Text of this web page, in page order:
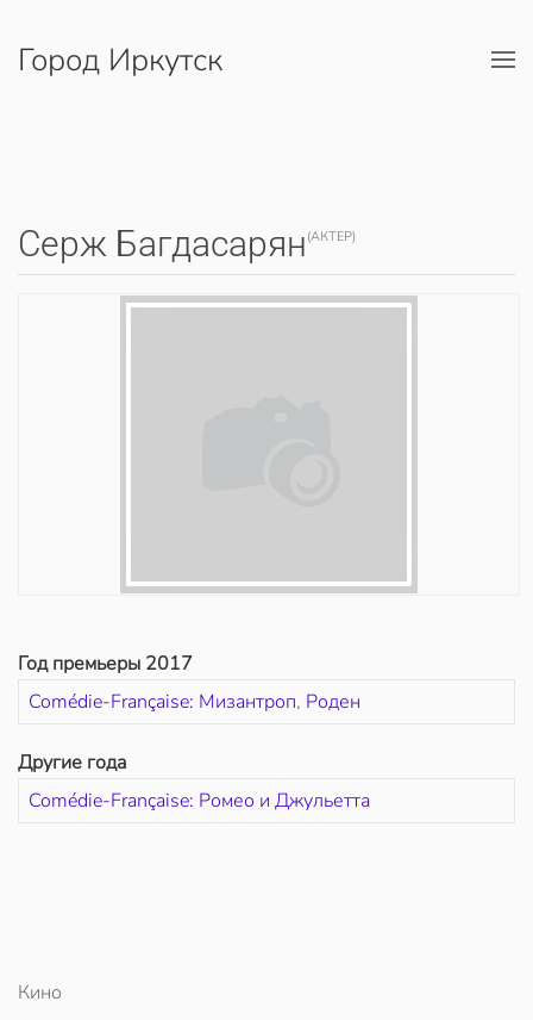
Перейти к содержимому
Город Иркутск
Серж Багдасарян (АКТЕР)
Год премьеры 2017
Comédie-Française: Мизантроп, Роден
Другие года
Comédie-Française: Ромео и Джульетта
Кино